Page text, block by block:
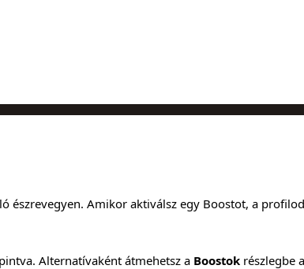
észrevegyen. Amikor aktiválsz egy Boostot, a
Alternatívaként átmehetsz a Boostok részlegbe a